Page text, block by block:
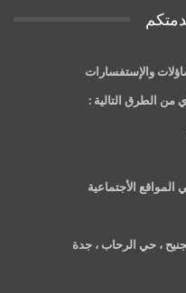
والإستفسارات
من الطرق التالية :
الأجتماعية
، حي الرحاب ، جدة